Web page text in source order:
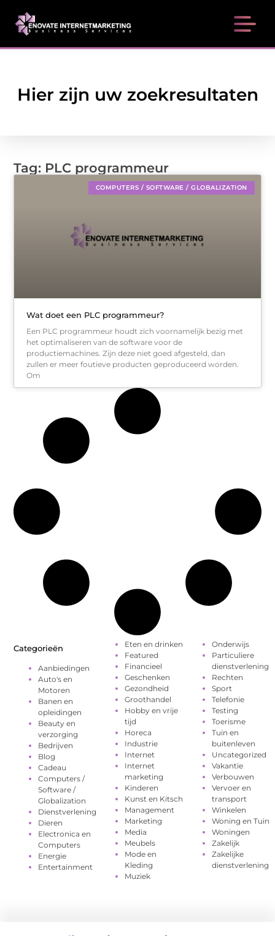
Hier zijn uw zoekresultaten
Tag: PLC programmeur
COMPUTERS / SOFTWARE / GLOBALIZATION
Wat doet een PLC programmeur?
Een PLC programmeur houdt zich voornamelijk bezig met
het optimaliseren van de software voor de
productiemachines. Zijn deze niet goed afgesteld, dan
zullen er meer foutieve producten geproduceerd worden.
Om
Categorieën
Aanbiedingen
Auto's en
Motoren
Banen en
opleidingen
Beauty en
verzorging
Bedrijven
Blog
Cadeau
Computers /
Software /
Globalization
Dienstverlening
Dieren
Electronica en
Computers
Energie
Entertainment
Eten en drinken
Featured
Financieel
Geschenken
Gezondheid
Groothandel
Hobby en vrije
tijd
Horeca
Industrie
Internet
Internet
marketing
Kinderen
Kunst en Kitsch
Management
Marketing
Media
Meubels
Mode en
Kleding
Muziek
Onderwijs
Particuliere
dienstverlening
Rechten
Sport
Telefonie
Testing
Toerisme
Tuin en
buitenleven
Uncategorized
Vakantie
Verbouwen
Vervoer en
transport
Winkelen
Woning en Tuin
Woningen
Zakelijk
Zakelijke
dienstverlening